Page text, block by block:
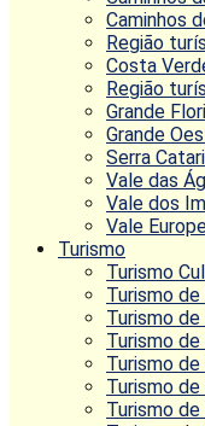
Caminhos
Região
Costa
Região
Grande
Grande
Serra
Vale das
Vale dos
Vale
Turismo
Turismo
Turismo
Turismo de
Turismo de
Turismo
Turismo
Turismo